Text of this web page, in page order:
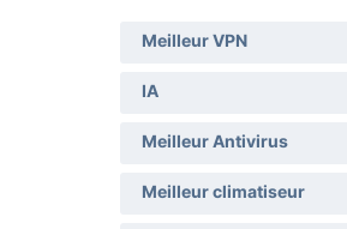
Meilleur VPN
IA
Meilleur Antivirus
Meilleur climatiseur